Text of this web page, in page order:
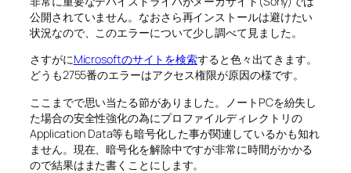
公開されていません。なおさら再インストールは避けたい
状況なので、このエラーについて少し調べて見ました。
さすがにMicrosoftのサイトを検索すると色々出てきます。
どうも2755番のエラーはアクセス権限が原因の様です。
ここまでで思い当たる節がありました。ノートPCを紛失し
た場合の安全性強化の為にプロファイルディレクトリの
Application Data等も暗号化した事が関連しているかも知れ
ません。現在、暗号化を解除中ですが非常に時間がかかる
ので結果はまた書くことにします。